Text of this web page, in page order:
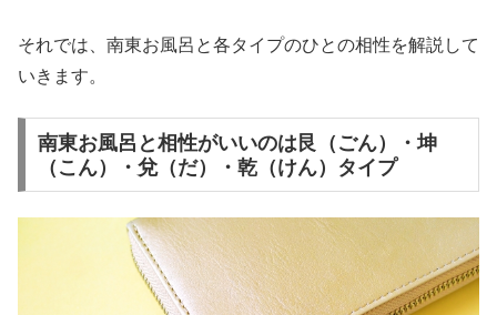
それでは、南東お風呂と各タイプのひとの相性を解説して
いきます。
南東お風呂と相性がいいのは艮（ごん）・坤
（こん）・兌（だ）・乾（けん）タイプ